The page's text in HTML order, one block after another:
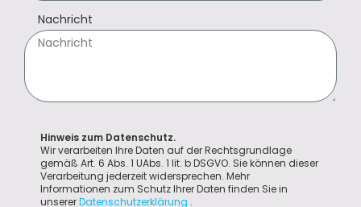
Nachricht
Hinweis zum Datenschutz.
Wir verarbeiten Ihre Daten auf der Rechtsgrundlage
gemäß Art. 6 Abs. 1 UAbs. 1 lit. b DSGVO. Sie können dieser
Verarbeitung jederzeit widersprechen. Mehr
Informationen zum Schutz Ihrer Daten finden Sie in
unsererDatenschutzerklärung .